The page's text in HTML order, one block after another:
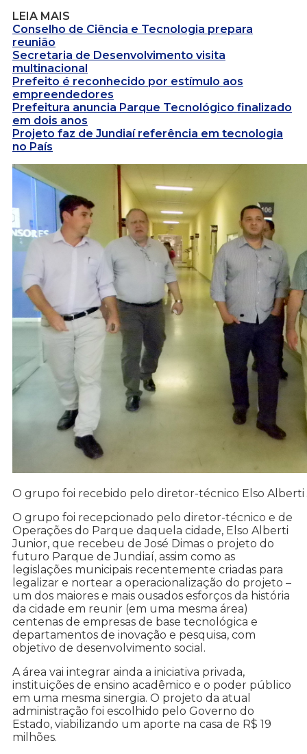
LEIA MAIS
Conselho de Ciência e Tecnologia prepara
reunião
Secretaria de Desenvolvimento visita
multinacional
Prefeito é reconhecido por estímulo aos
empreendedores
Prefeitura anuncia Parque Tecnológico finalizado
em dois anos
Projeto faz de Jundiaí referência em tecnologia
no País
O grupo foi recebido pelo diretor-técnico Elso
O grupo foi recepcionado pelo diretor-técnico e de
Operações do Parque daquela cidade, Elso Alberti
Junior, que recebeu de José Dimas o projeto do
futuro Parque de Jundiaí, assim como as
legislações municipais recentemente criadas para
legalizar e nortear a operacionalização do projeto –
um dos maiores e mais ousados esforços da história
da cidade em reunir (em uma mesma área)
centenas de empresas de base tecnológica e
departamentos de inovação e pesquisa, com
objetivo de desenvolvimento social.
A área vai integrar ainda a iniciativa privada,
instituições de ensino acadêmico e o poder público
em uma mesma sinergia. O projeto da atual
administração foi escolhido pelo Governo do
Estado, viabilizando um aporte na casa de R$ 19
milhões.